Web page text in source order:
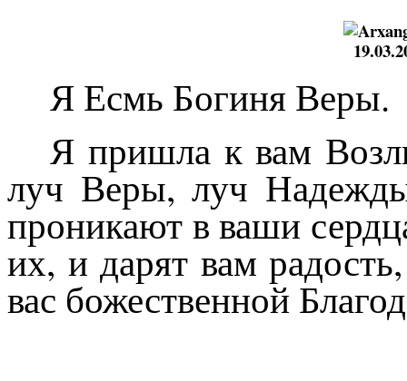
Я Есмь Богиня Веры.
Я пришла к вам
луч Веры, луч
проникают в ваши
их, и дарят вам
вас божественной